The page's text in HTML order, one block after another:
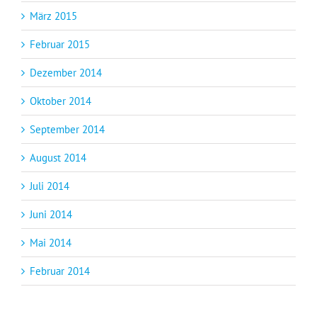
März 2015
Februar 2015
Dezember 2014
Oktober 2014
September 2014
August 2014
Juli 2014
Juni 2014
Mai 2014
Februar 2014